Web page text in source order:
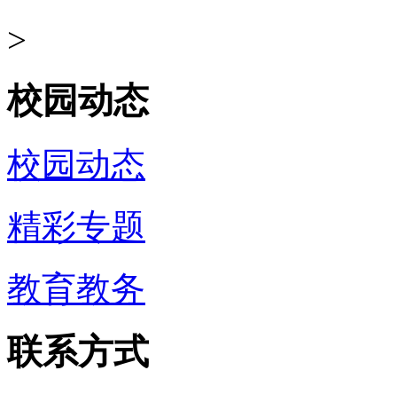
>
校园动态
校园动态
精彩专题
教育教务
联系方式